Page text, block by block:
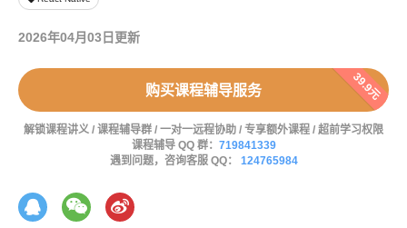
2026年04月03日更新
购买课程辅导服务 39.9元
解锁课程讲义 / 课程辅导群 / 一对一远程协助 / 专享额外课程 / 超前学习权限
课程辅导 QQ 群： 719841339
遇到问题，咨询客服 QQ： 124765984